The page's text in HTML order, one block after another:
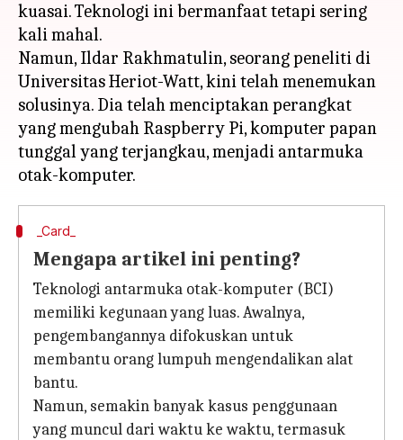
kuasai. Teknologi ini bermanfaat tetapi sering
kali mahal.
Namun, Ildar Rakhmatulin, seorang peneliti di
Universitas Heriot-Watt, kini telah menemukan
solusinya. Dia telah menciptakan perangkat
yang mengubah Raspberry Pi, komputer papan
tunggal yang terjangkau, menjadi antarmuka
_Card_
Mengapa artikel ini penting?
Teknologi antarmuka otak-komputer (BCI)
memiliki kegunaan yang luas. Awalnya,
pengembangannya difokuskan untuk
membantu orang lumpuh mengendalikan alat
bantu.
Namun, semakin banyak kasus penggunaan
yang muncul dari waktu ke waktu, termasuk